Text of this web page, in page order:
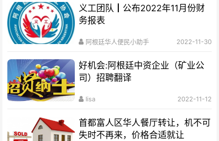
义工团队┃公布2022年11月份财
务报表
阿根廷华人便民小助手 2022-11-30
好机会:阿根廷中资企业（矿业公
司）招聘翻译
lisa 2022-11-12
首都富人区华人餐厅转让，机不可
失时不再来，价格合适就让